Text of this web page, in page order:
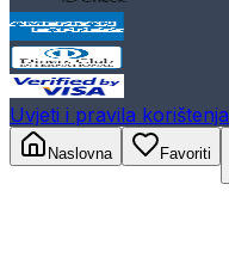
Uvjeti i pravila korištenja
Naslovna
Favoriti